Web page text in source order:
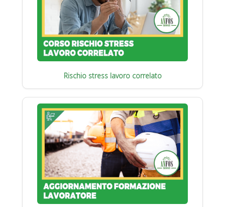
Rischio stress lavoro correlato